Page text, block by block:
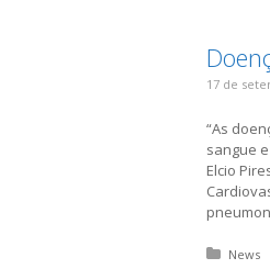
17 de
“As
sangue
Elcio
Posted
News